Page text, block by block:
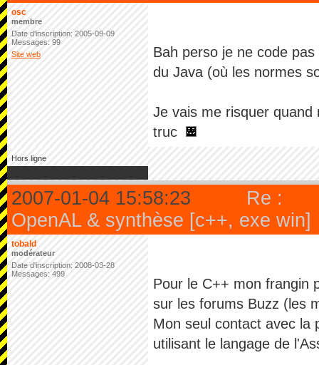
osc
membre
Date d'inscription: 2005-09-09
Messages: 99
Site web
Bah perso je ne code
du Java (où les normes
Je vais me risquer
truc
Hors ligne
2007-01-04 15:58:23
Re :
OpenAL & synthèse [c++, exe win]
tobald
modérateur
Date d'inscription: 2008-03-28
Messages: 499
Pour le C++ mon frangin
sur les forums Buzz (les
Mon seul contact avec la
utilisant le langage de